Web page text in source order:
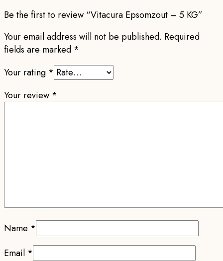
Be the first to review “Vitacura Epsomzout – 5 KG”
Your email address will not be published. Required
fields are marked *
Your rating *
Your review *
Name *
Email *